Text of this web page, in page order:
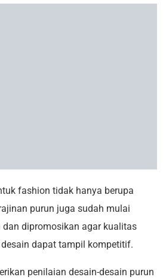
fashion tidak hanya berupa
purun juga sudah mulai
dipromosikan agar kualitas
dapat tampil kompetitif.
penilaian desain-desain purun